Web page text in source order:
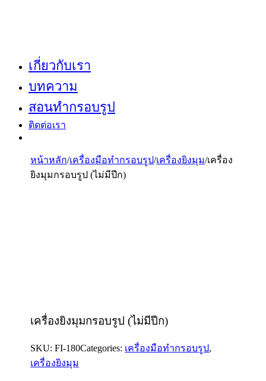
เกี่ยวกับเรา
บทความ
สอนทำกรอบรูป
ติดต่อเรา
หน้าหลัก/เครื่องมือทำกรอบรูป/เครื่องยิงมุม/เครื่อง
ยิงมุมกรอบรูป (ไม่มีปีก)
เครื่องยิงมุมกรอบรูป (ไม่มีปีก)
SKU:FI-180Categories: เครื่องมือทำกรอบรูป,
เครื่องยิงมุม